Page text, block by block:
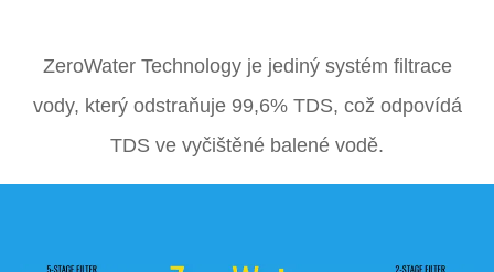
ZeroWater Technology je jediný systém filtrace
vody, který odstraňuje 99,6% TDS, což odpovídá
TDS ve vyčištěné balené vodě.